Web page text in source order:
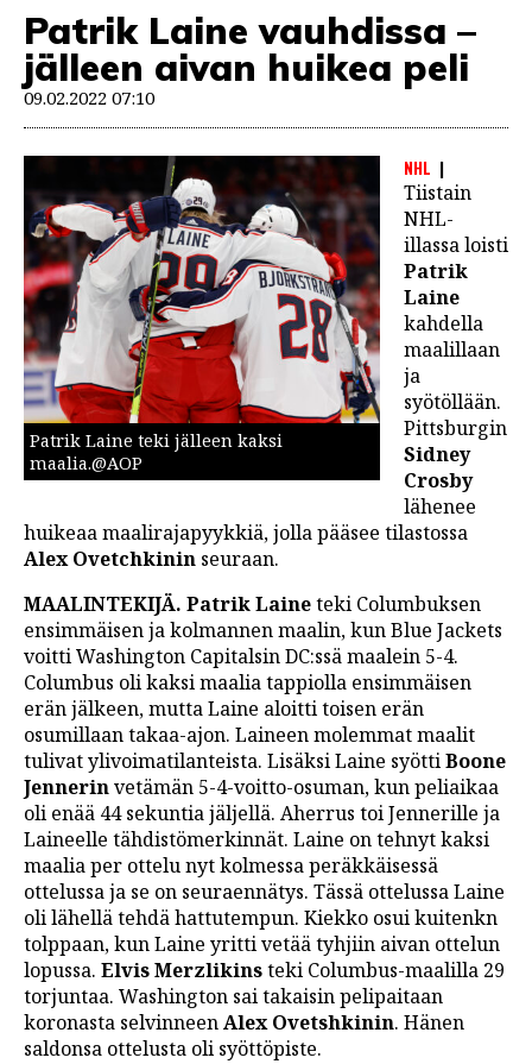
Patrik Laine vauhdissa –
jälleen aivan huikea peli
09.02.2022 07:10
Patrik Laine teki jälleen kaksi
maalia.@AOP
NHL
Tiistain
NHL-
illassa loisti
Patrik
Laine
kahdella
maalillaan
ja
syötöllään.
Pittsburgin
Sidney
Crosby
lähenee
huikeaa maalirajapyykkiä, jolla pääsee tilastossa
Alex Ovetchkinin seuraan.
MAALINTEKIJÄ. Patrik Laineteki Columbuksen
ensimmäisen ja kolmannen maalin, kun Blue Jackets
voitti Washington Capitalsin DC:ssä maalein 5-4.
Columbus oli kaksi maalia tappiolla ensimmäisen
erän jälkeen, mutta Laine aloitti toisen erän
osumillaan takaa-ajon. Laineen molemmat maalit
tulivat ylivoimatilanteista. Lisäksi Laine syöttiBoone
Jennerinvetämän 5-4-voitto-osuman, kun peliaikaa
oli enää 44 sekuntia jäljellä. Aherrus toi Jennerille ja
Laineelle tähdistömerkinnät. Laine on tehnyt kaksi
maalia per ottelu nyt kolmessa peräkkäisessä
ottelussa ja se on seuraennätys. Tässä ottelussa Laine
oli lähellä tehdä hattutempun. Kiekko osui kuitenkn
tolppaan, kun Laine yritti vetää tyhjiin aivan ottelun
lopussa. Elvis Merzlikinsteki Columbus-maalilla 29
torjuntaa. Washington sai takaisin pelipaitaan
koronasta selvinneenAlex Ovetshkinin. Hänen
saldonsa ottelusta oli syöttöpiste.